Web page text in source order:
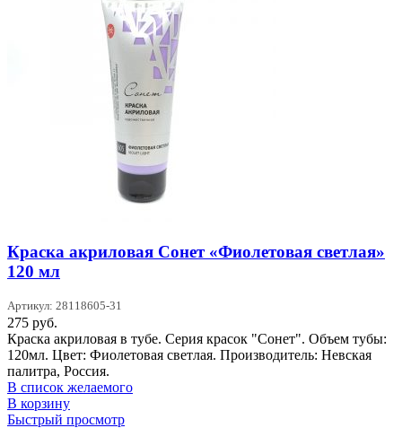
Краска акриловая Сонет «Фиолетовая светлая»
120 мл
Артикул: 28118605-31
275 руб.
Краска акриловая в тубе. Серия красок "Сонет". Объем тубы:
120мл. Цвет: Фиолетовая светлая. Производитель: Невская
палитра, Россия.
В список желаемого
В корзину
Быстрый просмотр